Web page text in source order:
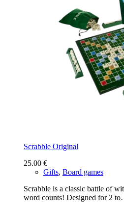
Scrabble Original
25.00 €
Gifts, Board games
Scrabble is a classic battle of
word counts! Designed for 2